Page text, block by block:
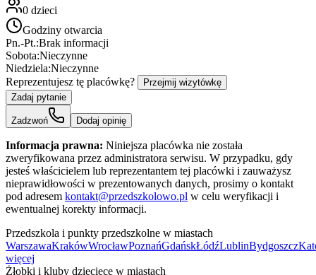
0 dzieci
Godziny otwarcia
Pn.-Pt.:Brak informacji
Sobota:Nieczynne
Niedziela:Nieczynne
Reprezentujesz tę placówkę?
Przejmij wizytówkę
Zadaj pytanie
Zadzwoń Dodaj opinię
Informacja prawna: Niniejsza placówka nie została
zweryfikowana przez administratora serwisu. W przypadku, gdy
jesteś właścicielem lub reprezentantem tej placówki i zauważysz
nieprawidłowości w prezentowanych danych, prosimy o kontakt
pod adresem kontakt@przedszkolowo.pl w celu weryfikacji i
ewentualnej korekty informacji.
Przedszkola i punkty przedszkolne w miastach
WarszawaKrakówWrocławPoznańGdańskŁódźLublinBydgoszcz
więcej
Żłobki i kluby dziecięce w miastach